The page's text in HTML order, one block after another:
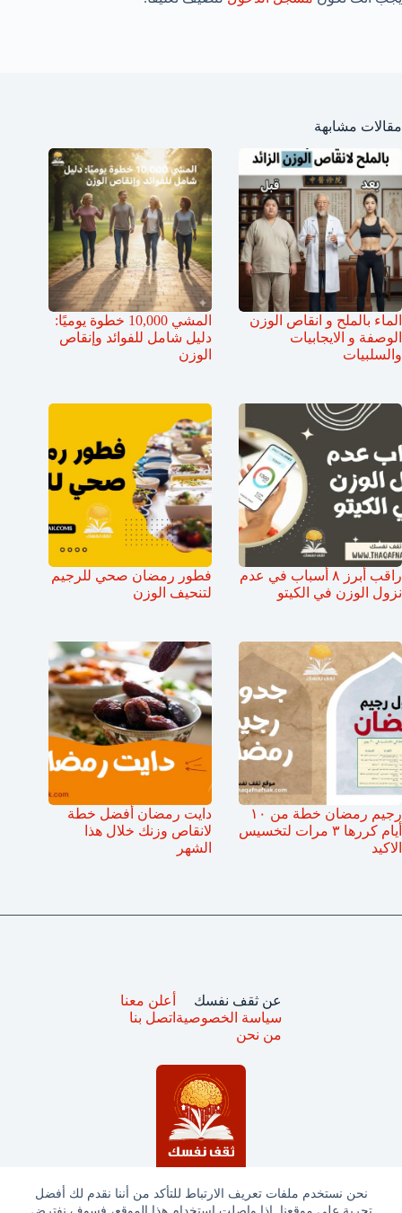
نحن نستخدم ملفات تعريف الارتباط للتأكد من أننا نقدم لك أفضل
مقالات مشابهة
الماء بالملح و انقاص الوزن
الوصفة و الايجابيات
والسلبيات
المشي 10,000 خطوة يوميًا:
دليل شامل للفوائد وإنقاص
الوزن
راقب أبرز ٨ أسباب في عدم
نزول الوزن في الكيتو
فطور رمضان صحي للرجيم
لتنحيف الوزن
رجيم رمضان خطة من ١٠
أيام كررها ٣ مرات لتخسيس
الاكيد
دايت رمضان أفضل خطة
لانقاص وزنك خلال هذا
الشهر
عن ثقف نفسك
سياسة الخصوصية
من نحن
أعلن معنا
اتصل بنا